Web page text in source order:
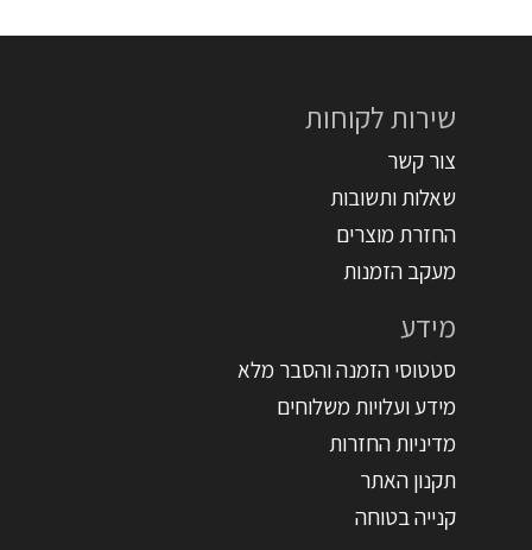
שירות לקוחות
צור קשר
שאלות ותשובות
החזרת מוצרים
מעקב הזמנות
מידע
סטטוסי הזמנה והסבר מלא
מידע ועלויות משלוחים
מדיניות החזרות
תקנון האתר
קנייה בטוחה